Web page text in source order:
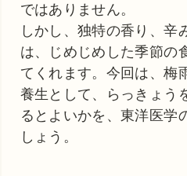
ではありません。
しかし、独特の香り、辛
は、じめじめした季節の
てくれます。今回は、梅
養生として、らっきょう
るとよいかを、東洋医学
しょう。